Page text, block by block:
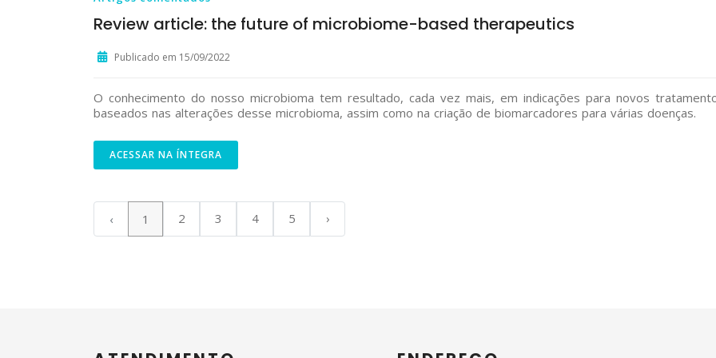
Review article: the future of microbiome-based therapeutics
Publicado em 15/09/2022
O conhecimento do nosso microbioma tem resultado, cada vez mais, em indicações para novos
baseados nas alterações desse microbioma, assim como na criação de biomarcadores para várias doenças.
ACESSAR NA ÍNTEGRA
‹ 1 2 3 4 5 ›